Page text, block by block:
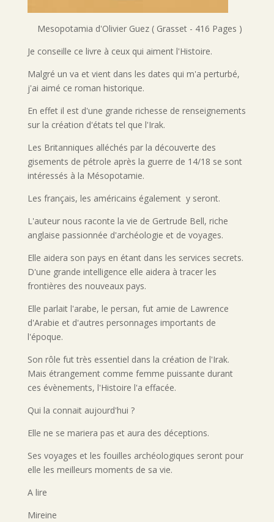
Mesopotamia d'Olivier Guez ( Grasset - 416 Pages )
Je conseille ce livre à ceux qui aiment l'Histoire.
Malgré un va et vient dans les dates qui m'a perturbé,
j'ai aimé ce roman historique.
En effet il est d'une grande richesse de renseignements
sur la création d'états tel que l'Irak.
Les Britanniques alléchés par la découverte des
gisements de pétrole après la guerre de 14/18 se sont
intéressés à la Mésopotamie.
Les français, les américains également y seront.
L'auteur nous raconte la vie de Gertrude Bell, riche
anglaise passionnée d'archéologie et de voyages.
Elle aidera son pays en étant dans les services secrets.
D'une grande intelligence elle aidera à tracer les
frontières des nouveaux pays.
Elle parlait l'arabe, le persan, fut amie de Lawrence
d'Arabie et d'autres personnages importants de
l'époque.
Son rôle fut très essentiel dans la création de l'Irak.
Mais étrangement comme femme puissante durant
ces évènements, l'Histoire l'a effacée.
Qui la connait aujourd'hui ?
Elle ne se mariera pas et aura des déceptions.
Ses voyages et les fouilles archéologiques seront pour
elle les meilleurs moments de sa vie.
A lire
Mireine